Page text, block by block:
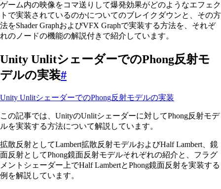
ゲーム内の映像をコマ送りして爆発効果がどのようなエフェク
トで実装されているのかについてのブレイクダウンと、その方
法をShader GraphおよびVFX Graphで実装する方法を、それぞ
れのノードの機能の解説付きで紹介しています。
Unity UnlitシェーダーでのPhong反射モ
デルの実装#
Unity UnlitシェーダーでのPhong反射モデルの実装
この記事では、UnityのUnlitシェーダーに対してPhong反射モデ
ルを実装する方法について解説しています。
拡散反射としてLambert拡散反射モデルおよびHalf Lambert、鏡
面反射としてPhong鏡面反射モデルそれぞれの紹介と、フラグ
メントシェーダー上でHalf LambertとPhong鏡面反射を実装する
例を解説しています。